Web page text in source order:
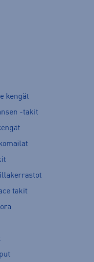
kengät
-takit
takit